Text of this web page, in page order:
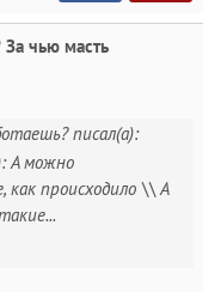
За чью масть
писал(а):
А можно
как происходило \\ А